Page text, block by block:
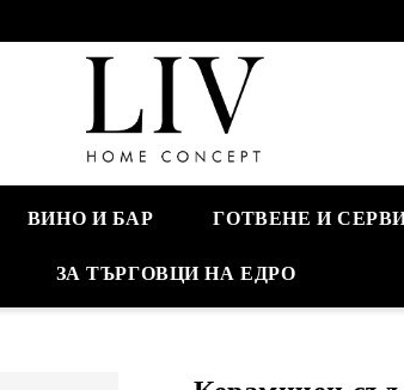
ВИНО И БАР ГОТВЕНЕ И
ЗА ТЪРГОВЦИ НА ЕДРО